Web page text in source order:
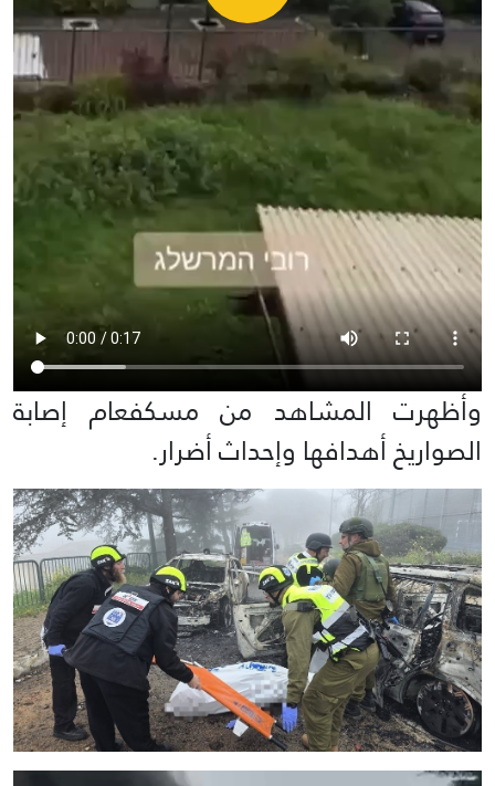
وأظهرت المشاهد من مسكفعام إصابة
الصواريخ أهدافها وإحداث أضرار.